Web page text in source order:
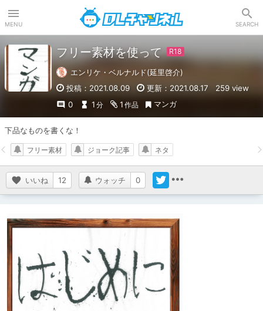
MENU SEARCH
フリー素材を使って
エンリケ・ベルナルド(延里啓介)
投稿：2021.08.09
更新：2021.08.17
259 view
0
1 分 1 作品 マンガ
下品なものを書くな！
いいね 12 ウォッチ 0
フリー素材 ジョーク記事 ネタ